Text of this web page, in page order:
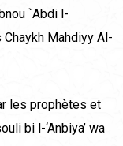
`Abdi l-
Chaykh Mahdiyy Al-
les prophètes et
bi l-‘Anbiya’ wa